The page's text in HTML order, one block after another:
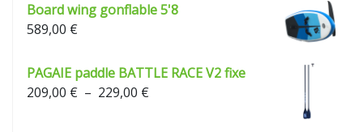
Board wing gonflable 5'8
589,00 €
PAGAIE paddle BATTLE RACE V2 fixe
209,00 € – 229,00 €